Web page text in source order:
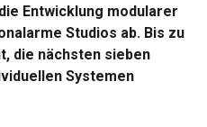
Entwicklung modularer
Studios ab. Bis zu
die nächsten sieben
Systemen